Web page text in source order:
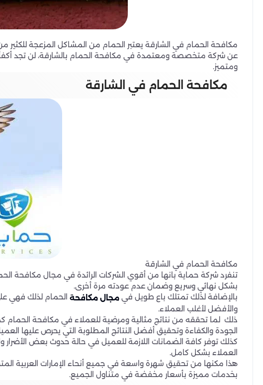
مكافحة الحمام في الشارقة يعتبر الحمام من المشاكل المزعجة
عن شركة متخصصة ومعتمدة في مكافحة الحمام بالشارقة، لن تجد أكفأ
ومتميز.
مكافحة الحمام في الشارقة
مكافحة الحمام في الشارقة
تنفرد شركة حماية بانها من أقوي الشركات الرائدة في مجال مكافحة
بشكل نهائي وسريع وضمان عدم عودته مرة أخرى.
بالإضافة لذلك تمتلك باع طويل في مجال مكافحة الحمام لذلك فهي
والأفضل لأغلب العملاء.
ذلك لما تحققه من نتائج مثالية ومرضية للعملاء في مكافحة
الجودة والكفاءة وتحقيق أفضل النتائج المطلوبة التي يحرص عليها
كذلك توفر كافة الضمانات اللازمة للعميل في حالة حدوث بعض الأضرار
العملاء بشكل كامل.
هذا مكنها من تحقيق شهرة واسعة في جميع أنحاء الإمارات العربية
بخدمات مميزة بأسعار مخفضة في متناول الجميع.